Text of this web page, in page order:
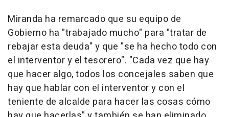
Miranda ha remarcado que su equipo de
Gobierno ha "trabajado mucho" para "tratar de
rebajar esta deuda" y que "se ha hecho todo con
el interventor y el tesorero". "Cada vez que hay
que hacer algo, todos los concejales saben que
hay que hablar con el interventor y con el
teniente de alcalde para hacer las cosas cómo